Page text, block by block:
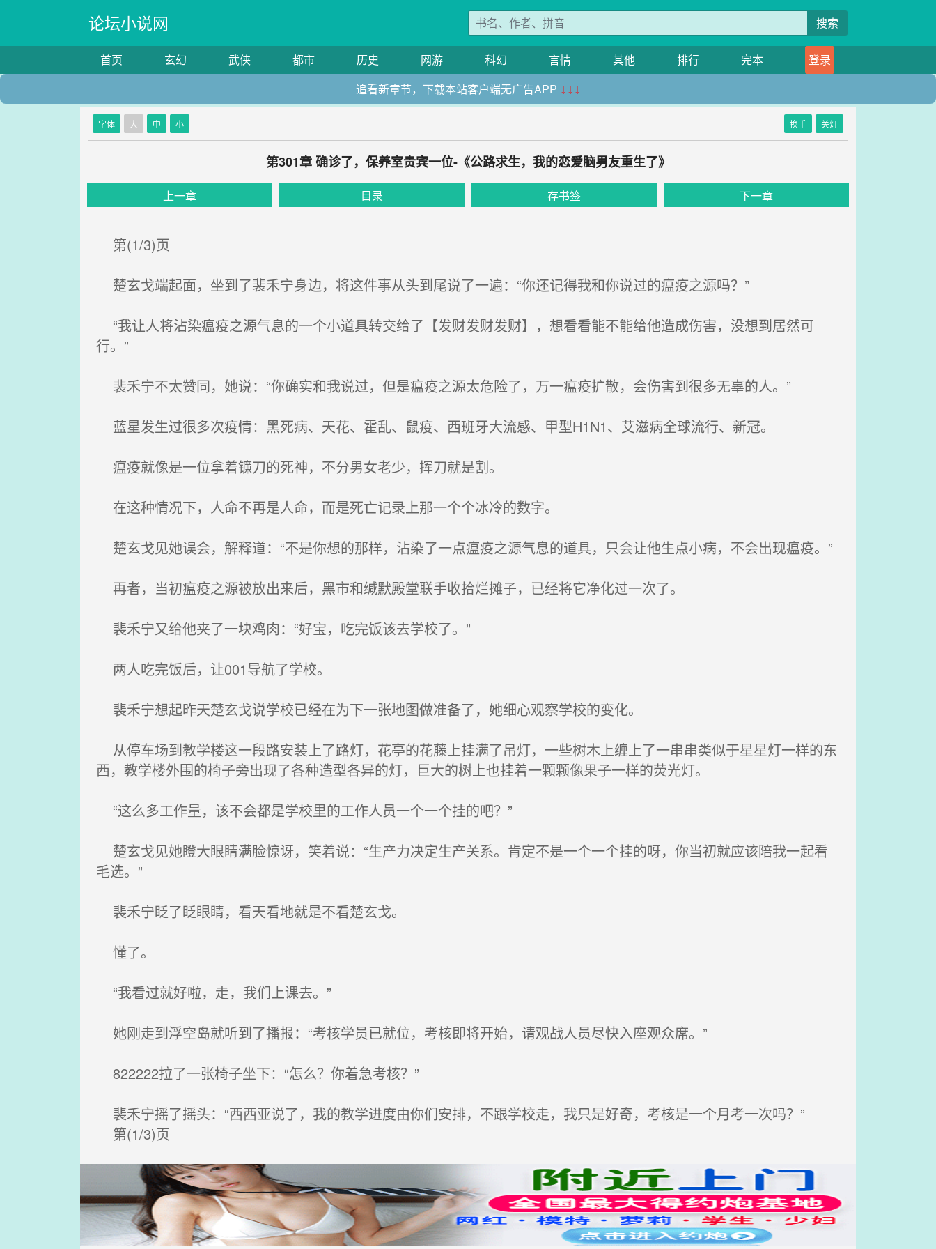
论坛小说网 搜索
首页 玄幻 武侠 都市 历史 网游 科幻 言情 其他 排行 完本
登录
追看新章节，下载本站客户端无广告APP ↓↓↓
字体 大 中 小 换手 关灯
第301章 确诊了，保养室贵宾一位-《公路求生，我的恋爱脑男友重生了》
上一章 目录 存书签 下一章
第(1/3)页
楚玄戈端起面，坐到了裴禾宁身边，将这件事从头到尾说了一遍：“你还记得我和你说过的瘟疫之源吗？”
“我让人将沾染瘟疫之源气息的一个小道具转交给了【发财发财发财】，想看看能不能给他造成伤害，没想到居然可
行。”
裴禾宁不太赞同，她说：“你确实和我说过，但是瘟疫之源太危险了，万一瘟疫扩散，会伤害到很多无辜的人。”
蓝星发生过很多次疫情：黑死病、天花、霍乱、鼠疫、西班牙大流感、甲型H1N1、艾滋病全球流行、新冠。
瘟疫就像是一位拿着镰刀的死神，不分男女老少，挥刀就是割。
在这种情况下，人命不再是人命，而是死亡记录上那一个个冰冷的数字。
楚玄戈见她误会，解释道：“不是你想的那样，沾染了一点瘟疫之源气息的道具，只会让他生点小病，不会出现瘟疫。”
再者，当初瘟疫之源被放出来后，黑市和缄默殿堂联手收拾烂摊子，已经将它净化过一次了。
裴禾宁又给他夹了一块鸡肉：“好宝，吃完饭该去学校了。”
两人吃完饭后，让001导航了学校。
裴禾宁想起昨天楚玄戈说学校已经在为下一张地图做准备了，她细心观察学校的变化。
从停车场到教学楼这一段路安装上了路灯，花亭的花藤上挂满了吊灯，一些树木上缠上了一串串类似于星星灯一样的东
西，教学楼外围的椅子旁出现了各种造型各异的灯，巨大的树上也挂着一颗颗像果子一样的荧光灯。
“这么多工作量，该不会都是学校里的工作人员一个一个挂的吧？”
楚玄戈见她瞪大眼睛满脸惊讶，笑着说：“生产力决定生产关系。肯定不是一个一个挂的呀，你当初就应该陪我一起看
毛选。”
裴禾宁眨了眨眼睛，看天看地就是不看楚玄戈。
懂了。
“我看过就好啦，走，我们上课去。”
她刚走到浮空岛就听到了播报：“考核学员已就位，考核即将开始，请观战人员尽快入座观众席。”
822222拉了一张椅子坐下：“怎么？你着急考核？”
裴禾宁摇了摇头：“西西亚说了，我的教学进度由你们安排，不跟学校走，我只是好奇，考核是一个月考一次吗？”
第(1/3)页